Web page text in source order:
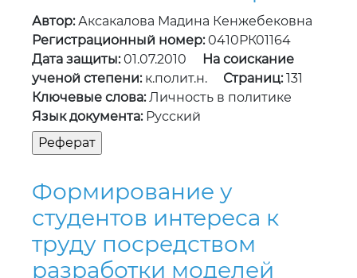
Автор:Аксакалова Мадина Кенжебековна
Регистрационный номер:0410РК01164
Дата защиты:01.07.2010
На соискание
ученой степени:к.полит.н. Страниц:131
Ключевые слова:Личность в политике
Язык документа:Русский
Формирование у
студентов интереса к
труду посредством
разработки моделей